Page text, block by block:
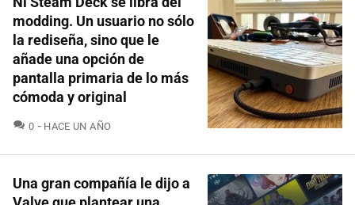
modding. Un usuario no sólo
la rediseña, sino que le
añade una opción de
pantalla primaria de lo más
cómoda y original
0 COMENTARIOS
HACE UN AÑO
Una gran compañía le dijo a